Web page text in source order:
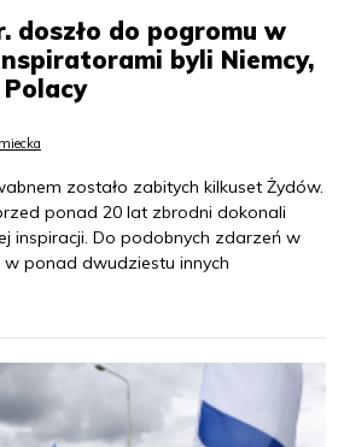
doszło do pogromu w
byli Niemcy,
zostało zabitych kilkuset Żydów.
ponad 20 lat zbrodni dokonali
inspiracji. Do podobnych zdarzeń w
ponad dwudziestu innych